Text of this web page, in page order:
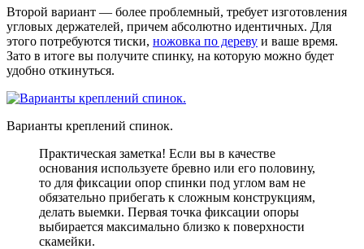
Второй вариант — более проблемный, требует изготовления
угловых держателей, причем абсолютно идентичных. Для
этого потребуются тиски, ножовка по дереву и ваше время.
Зато в итоге вы получите спинку, на которую можно будет
удобно откинуться.
Варианты креплений спинок.
Практическая заметка! Если вы в качестве
основания используете бревно или его половину,
то для фиксации опор спинки под углом вам не
обязательно прибегать к сложным конструкциям,
делать выемки. Первая точка фиксации опоры
выбирается максимально близко к поверхности
скамейки.